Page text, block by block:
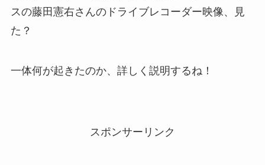
スの藤田憲右さんのドライブレコーダー映像、見
た？
一体何が起きたのか、詳しく説明するね！
スポンサーリンク